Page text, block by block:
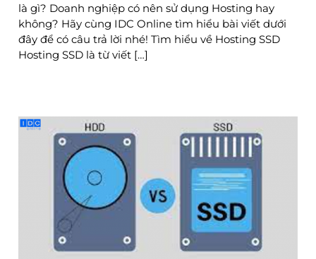
là gì? Doanh nghiệp có nên sử dụng Hosting hay
không? Hãy cùng IDC Online tìm hiểu bài viết dưới
đây để có câu trả lời nhé! Tìm hiểu về Hosting SSD
Hosting SSD là từ viết […]